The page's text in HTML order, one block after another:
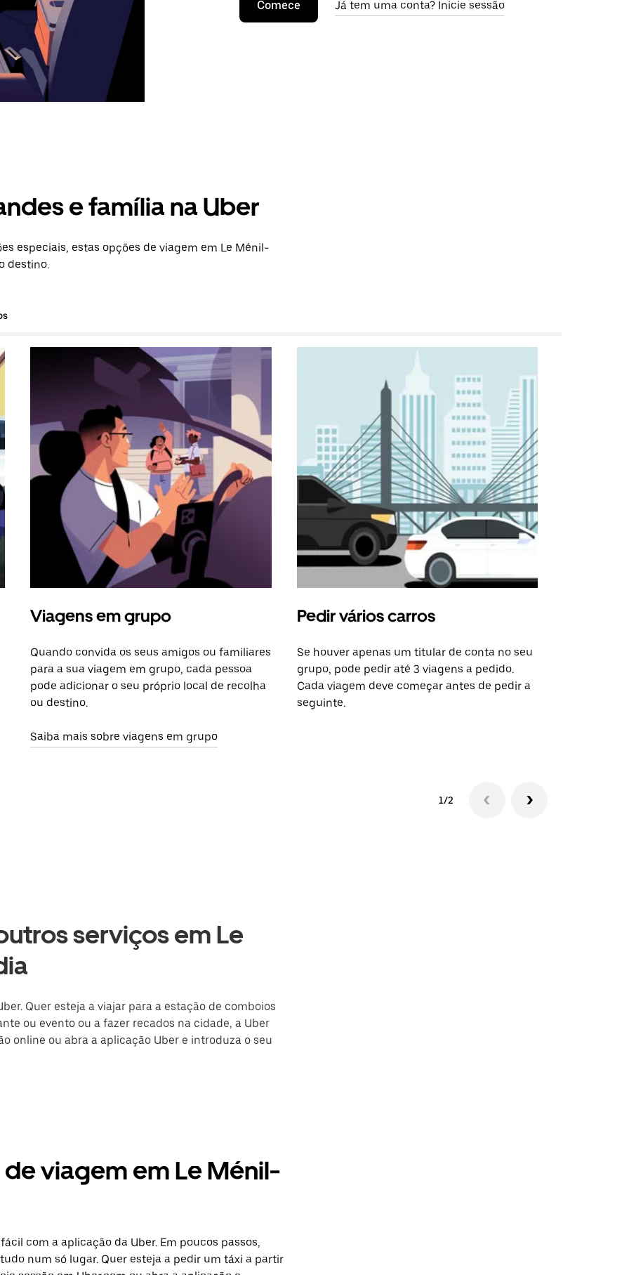
Comece Já tem uma conta? Inicie sessão
e família na Uber
especiais, estas opções de viagem em Le Ménil-
destino.
Viagens em grupo
Quando convida os seus amigos ou familiares
para a sua viagem em grupo, cada pessoa
pode adicionar o seu próprio local de recolha
ou destino.
Saiba mais sobre viagens em grupo
Pedir vários carros
Se houver apenas um titular de conta no seu
grupo, pode pedir até 3 viagens a pedido.
Cada viagem deve começar antes de pedir a
seguinte.
1/2
serviços em Le
Quer esteja a viajar para a estação de comboios
ou evento ou a fazer recados na cidade, a Uber
online ou abra a aplicação Uber e introduza o seu
viagem em Le Ménil-
com a aplicação da Uber. Em poucos passos,
num só lugar. Quer esteja a pedir um táxi a partir